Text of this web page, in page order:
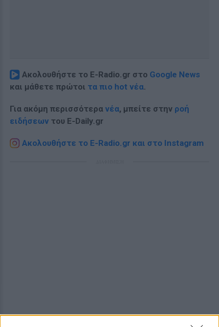
Ακολουθήστε το E-Radio.gr στο Google News
και μάθετε πρώτοι τα πιο hot νέα.
Για ακόμη περισσότερα νέα, μπείτε στην ροή
ειδήσεων του E-Daily.gr
Ακολουθήστε το E-Radio.gr και στο Instagram